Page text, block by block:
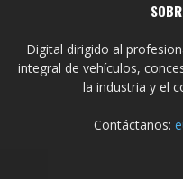
Digital dirigido al
integral de vehículos,
la industria y el
Contáctanos: